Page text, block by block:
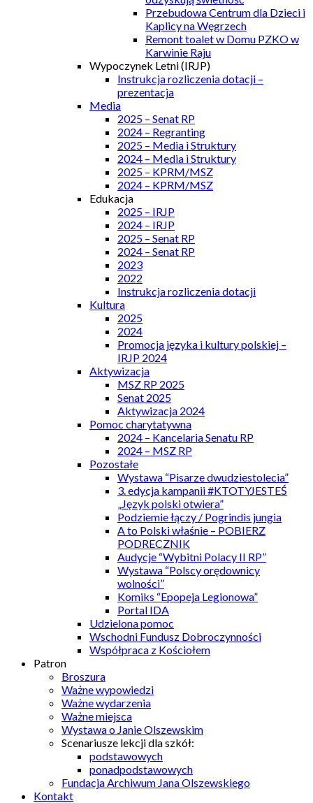
Przebudowa Centrum dla Dzieci i
Kaplicy na Węgrzech
Remont toalet w Domu PZKO w
Karwinie Raju
Wypoczynek Letni (IRJP)
Instrukcja rozliczenia dotacji –
prezentacja
Media
2025 – Senat RP
2024 – Regranting
2025 – Media i Struktury
2024 – Media i Struktury
2025 – KPRM/MSZ
2024 – KPRM/MSZ
Edukacja
2025 – IRJP
2024 – IRJP
2025 – Senat RP
2024 – Senat RP
2023
2022
Instrukcja rozliczenia dotacji
Kultura
2025
2024
Promocja języka i kultury polskiej –
IRJP 2024
Aktywizacja
MSZ RP 2025
Senat 2025
Aktywizacja 2024
Pomoc charytatywna
2024 – Kancelaria Senatu RP
2024 – MSZ RP
Pozostałe
Wystawa “Pisarze dwudziestolecia”
3. edycja kampanii #KTOTYJESTEŚ
„Język polski otwiera”
Podziemie łączy / Pogrindis jungia
A to Polski właśnie – POBIERZ
PODRECZNIK
Audycje “Wybitni Polacy II RP”
Wystawa “Polscy orędownicy
wolności”
Komiks “Epopeja Legionowa”
Portal IDA
Udzielona pomoc
Wschodni Fundusz Dobroczynności
Współpraca z Kościołem
Patron
Broszura
Ważne wypowiedzi
Ważne wydarzenia
Ważne miejsca
Wystawa o Janie Olszewskim
Scenariusze lekcji dla szkół:
podstawowych
ponadpodstawowych
Fundacja Archiwum Jana Olszewskiego
Kontakt